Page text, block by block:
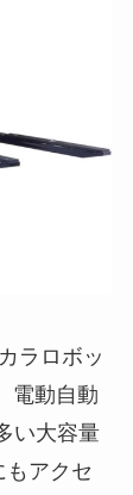
ラロボッ
電動自動
い大容量
アクセ